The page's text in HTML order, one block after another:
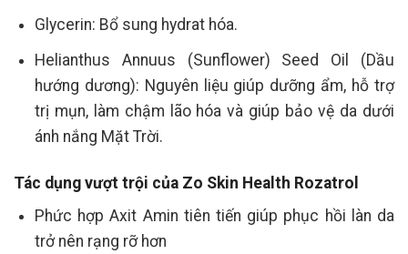
Glycerin: Bổ sung hydrat hóa.
Helianthus Annuus (Sunflower) Seed Oil (Dầu
hướng dương): Nguyên liệu giúp dưỡng ẩm, hỗ trợ
trị mụn, làm chậm lão hóa và giúp bảo vệ da dưới
ánh nắng Mặt Trời.
Tác dụng vượt trội của Zo Skin Health Rozatrol
Phức hợp Axit Amin tiên tiến giúp phục hồi làn da
trở nên rạng rỡ hơn